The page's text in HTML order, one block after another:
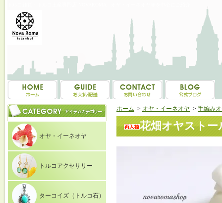
オヤ・イーネオヤ
トルコアクセサリー
ターコイズ（トルコ石）
ホーム > オヤ・イーネオヤ > 手編み
花畑オヤストー